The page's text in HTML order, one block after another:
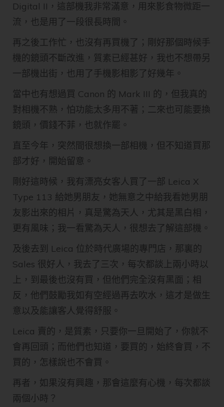
Digital II，這部機我非常滿意，用來影食物微距一
流，也是用了一段很長時間。
再之後工作忙，也沒有再買機了；剛好那個時候手
機的鏡頭不斷改進，質素已經甚好，我也不想帶另
一部機出街，也用了手機影相影了好幾年。
當中也有想過買 Canon 的 Mark III 的，但我真的
對相機不熟，怕功能太多用不著；二來也可能要換
鏡頭，價錢不菲，也就作罷。
直至今年，突然間很想換一部相機，但不知道買那
部才好，開始留意。
剛好這時候，我有漂亮女客人買了一部 Leica X
Type 113 給她男朋友，她無意之中給我看她男朋
友影出來的相片，真是驚為天人，尤其是黑白相，
更有風味；我一看驚為天人，很想去了解這部機。
及後去到 Leica 位於時代廣場的專門店，那裏的
Sales 很好人，我去了三次，每次都談上兩小時以
上，到最後也沒有買，但他們完全沒有黑面；相
反，他們鼓勵我如有空經過再去吹水，這才是做生
意以及能讓客人覺得舒服。
Leica 賣的，是質素，只要你一旦開始了，你就不
會再回頭；而他們也知道，要買的，始終會買，不
買的，怎樣說也不會買。
再者，如果沒有興趣，那會這麼有心機，每次都談
兩個小時？